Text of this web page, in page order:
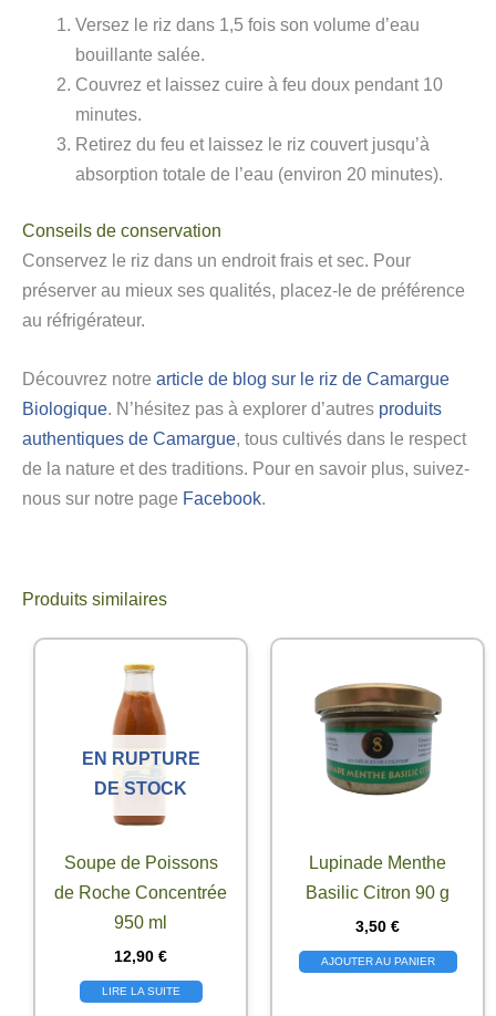
Versez le riz dans 1,5 fois son volume d’eau
bouillante salée.
Couvrez et laissez cuire à feu doux pendant 10
minutes.
Retirez du feu et laissez le riz couvert jusqu’à
absorption totale de l’eau (environ 20 minutes).
Conseils de conservation
Conservez le riz dans un endroit frais et sec. Pour
préserver au mieux ses qualités, placez-le de préférence
au réfrigérateur.
Découvrez notre article de blog sur le riz de Camargue
Biologique. N’hésitez pas à explorer d’autres produits
authentiques de Camargue, tous cultivés dans le respect
de la nature et des traditions. Pour en savoir plus, suivez-
nous sur notre page Facebook.
Produits similaires
EN RUPTURE
DE STOCK
Soupe de Poissons
de Roche Concentrée
950 ml
12,90 €
LIRE LA SUITE
Lupinade Menthe
Basilic Citron 90 g
3,50 €
AJOUTER AU PANIER